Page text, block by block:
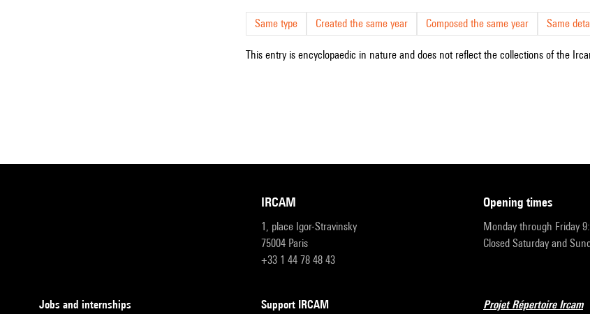
Same type Created the same year Composed the same year Same
This entry is encyclopaedic in nature and does not reflect the collections of the
IRCAM
1, place Igor-Stravinsky
75004 Paris
+33 1 44 78 48 43
opening times
Monday through Friday
Closed Saturday and
Jobs and internships
Support IRCAM
Projet Répertoire Ircam